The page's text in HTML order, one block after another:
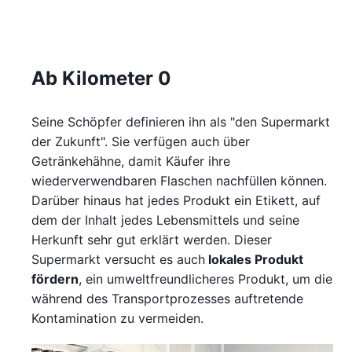
Ab Kilometer 0
Seine Schöpfer definieren ihn als "den Supermarkt
der Zukunft". Sie verfügen auch über
Getränkehähne, damit Käufer ihre
wiederverwendbaren Flaschen nachfüllen können.
Darüber hinaus hat jedes Produkt ein Etikett, auf
dem der Inhalt jedes Lebensmittels und seine
Herkunft sehr gut erklärt werden. Dieser
Supermarkt versucht es auch lokales Produkt
fördern, ein umweltfreundlicheres Produkt, um die
während des Transportprozesses auftretende
Kontamination zu vermeiden.